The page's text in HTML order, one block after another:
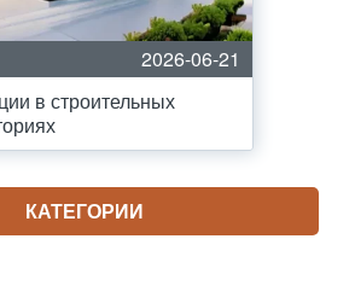
2026-06-21
в строительных
КАТЕГОРИИ